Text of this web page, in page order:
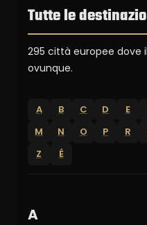
Tutte le
295 città europee dove
ovunque.
A B C D E
M
N O P R
Z
É
A